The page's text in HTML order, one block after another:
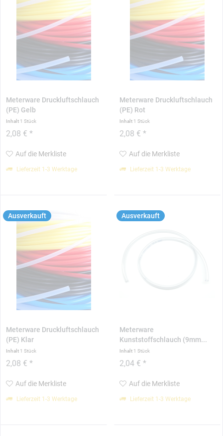
Meterware Druckluftschlauch
(PE) Gelb
Inhalt 1 Stück
2,08 € *
Auf die Merkliste
Lieferzeit 1-3 Werktage
Meterware Druckluftschlauch
(PE) Rot
Inhalt 1 Stück
2,08 € *
Auf die Merkliste
Lieferzeit 1-3 Werktage
Ausverkauft
Meterware Druckluftschlauch
(PE) Klar
Inhalt 1 Stück
2,08 € *
Auf die Merkliste
Lieferzeit 1-3 Werktage
Ausverkauft
Meterware
Kunststoffschlauch (9mm...
Inhalt 1 Stück
2,04 € *
Auf die Merkliste
Lieferzeit 1-3 Werktage